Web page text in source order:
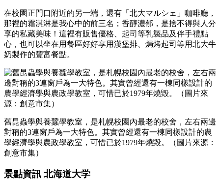
在校園正門口附近的另一端，還有「北大マルシェ」咖啡廳，
那裡的霜淇淋是我心中的前三名；香醇濃郁，是捨不得與人分
享的私藏美味！這裡有販售優格、起司等乳製品及伴手禮點
心，也可以坐在用餐區好好享用漢堡排、焗烤起司等用北大牛
奶製作的豐富餐點。
舊昆蟲學與養蠶學教室，是札幌校園內最老的校舍，左右兩邊
對稱的3連窗戶為一大特色。其實曾經還有一棟同樣設計的農
學經濟學與農政學教室，可惜已於1979年燒毀。（圖片來源：
創意市集）
景點資訊 北海道大学